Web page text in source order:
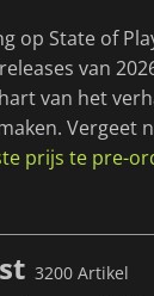
op State of
van
van het
Vergeet
prijs te pre-
3200 Artikel